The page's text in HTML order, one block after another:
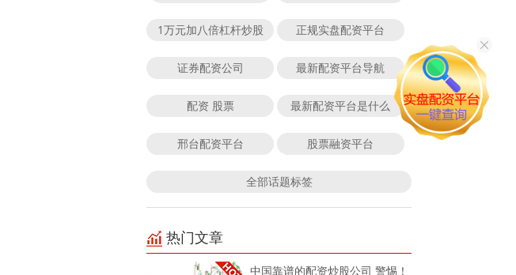
1万元加八倍杠杆炒股 正规实盘配资平台
证券配资公司 最新配资平台导航
配资 股票 最新配资平台是什么
邢台配资平台 股票融资平台
全部话题标签
热门文章
中国靠谱的配资炒股公司 警惕！